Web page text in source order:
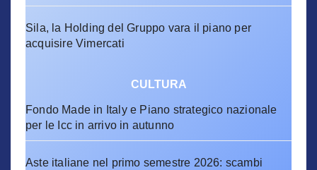
Sila, la Holding del Gruppo vara il piano per
acquisire Vimercati
CULTURA
Fondo Made in Italy e Piano strategico nazionale
per le Icc in arrivo in autunno
Aste italiane nel primo semestre 2026: scambi